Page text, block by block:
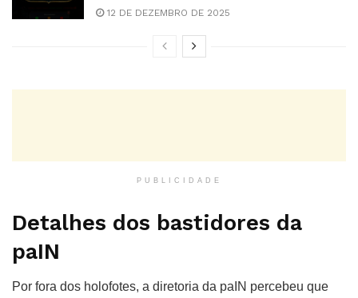
12 DE DEZEMBRO DE 2025
PUBLICIDADE
Detalhes dos bastidores da
paIN
Por fora dos holofotes, a diretoria da paIN percebeu que